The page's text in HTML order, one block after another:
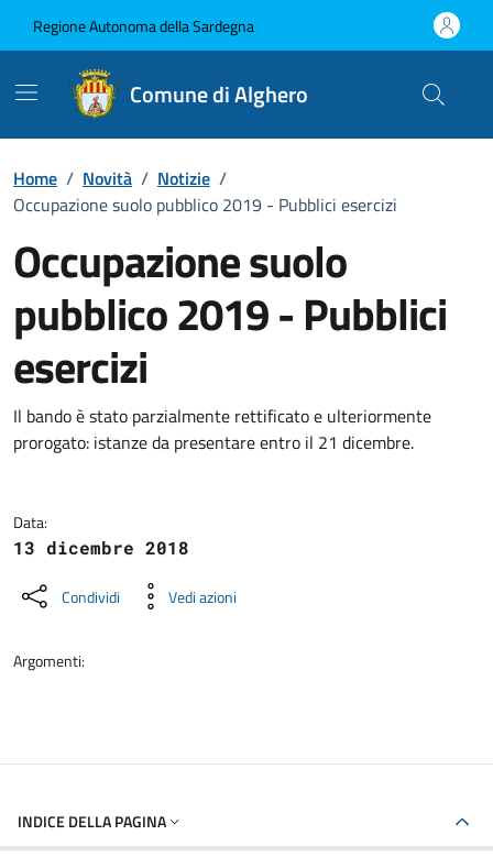
Regione Autonoma della Sardegna
Comune di Alghero
Home / Novità / Notizie /
Occupazione suolo pubblico 2019 - Pubblici esercizi
Occupazione suolo
pubblico 2019 - Pubblici
esercizi
Dettagli della notizia
Il bando è stato parzialmente rettificato e ulteriormente
prorogato: istanze da presentare entro il 21 dicembre.
Data:
13 dicembre 2018
Condividi Vedi azioni
Argomenti:
INDICE DELLA PAGINA